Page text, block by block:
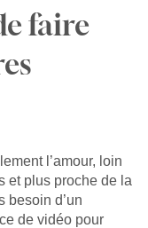
faire
l’amour, loin
et plus proche de la
besoin d’un
de vidéo pour